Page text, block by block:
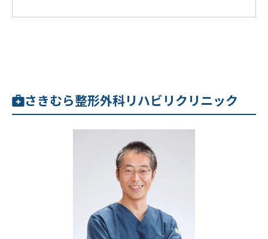
さきむら整形外科リハビリクリニック